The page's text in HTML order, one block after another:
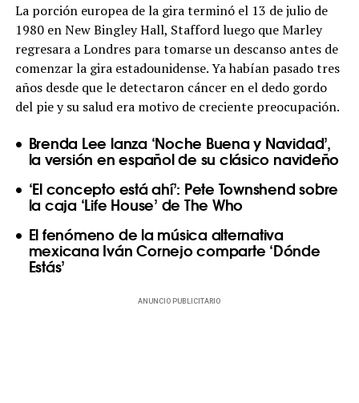
La porción europea de la gira terminó el 13 de julio de
1980 en New Bingley Hall, Stafford luego que Marley
regresara a Londres para tomarse un descanso antes de
comenzar la gira estadounidense. Ya habían pasado tres
años desde que le detectaron cáncer en el dedo gordo
del pie y su salud era motivo de creciente preocupación.
Brenda Lee lanza ‘Noche Buena y Navidad’,
la versión en español de su clásico navideño
‘El concepto está ahí’: Pete Townshend sobre
la caja ‘Life House’ de The Who
El fenómeno de la música alternativa
mexicana Iván Cornejo comparte ‘Dónde
Estás’
ANUNCIO PUBLICITARIO